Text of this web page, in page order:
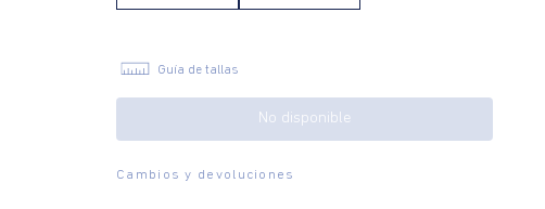
Guía de tallas
No disponible
Cambios y devoluciones